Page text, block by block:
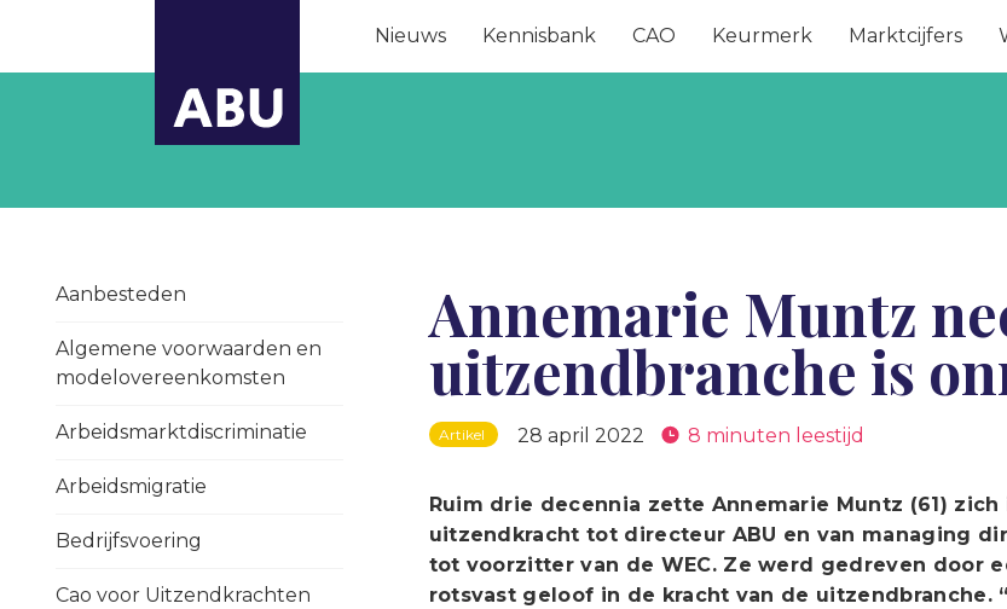
Nieuws Kennisbank CAO Keurmerk Marktcijfers
Aanbesteden
Algemene voorwaarden en
modelovereenkomsten
Arbeidsmarktdiscriminatie
Arbeidsmigratie
Bedrijfsvoering
Cao voor Uitzendkrachten
Annemarie Muntz
uitzendbranche is
Artikel 28 april 2022 8 minuten leestijd
Ruim drie decennia zette Annemarie Muntz (61)
uitzendkracht tot directeur ABU en van managing
tot voorzitter van de WEC. Ze werd gedreven door
rotsvast geloof in de kracht van de uitzendbranche.